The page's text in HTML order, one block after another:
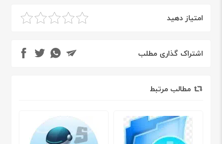
امتیاز دهید
اشتراک گذاری مطلب
مطالب مرتبط